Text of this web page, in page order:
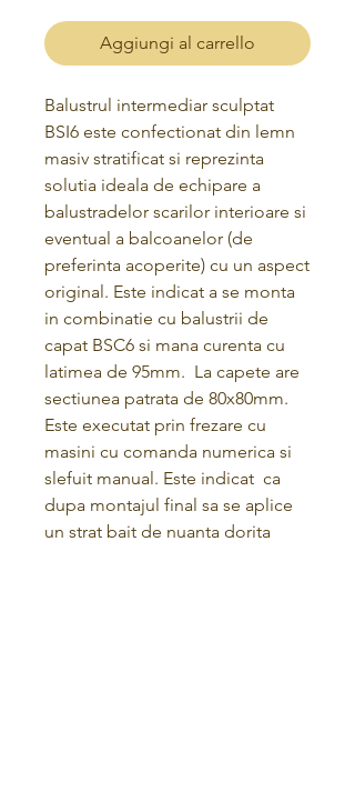
Aggiungi al carrello
Balustrul intermediar sculptat
BSI6 este confectionat din lemn
masiv stratificat si reprezinta
solutia ideala de echipare a
balustradelor scarilor interioare si
eventual a balcoanelor (de
preferinta acoperite) cu un aspect
original. Este indicat a se monta
in combinatie cu balustrii de
capat BSC6 si mana curenta cu
latimea de 95mm. La capete are
sectiunea patrata de 80x80mm.
Este executat prin frezare cu
masini cu comanda numerica si
slefuit manual. Este indicat ca
dupa montajul final sa se aplice
un strat bait de nuanta dorita